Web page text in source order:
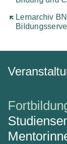
Lernarchiv
Öffnet sich in